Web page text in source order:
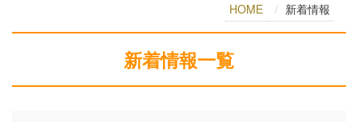
HOME 新着情報
新着情報一覧